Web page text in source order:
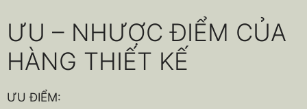
ƯU – NHƯỢC ĐIỂM CỦA
HÀNG THIẾT KẾ
ƯU ĐIỂM: